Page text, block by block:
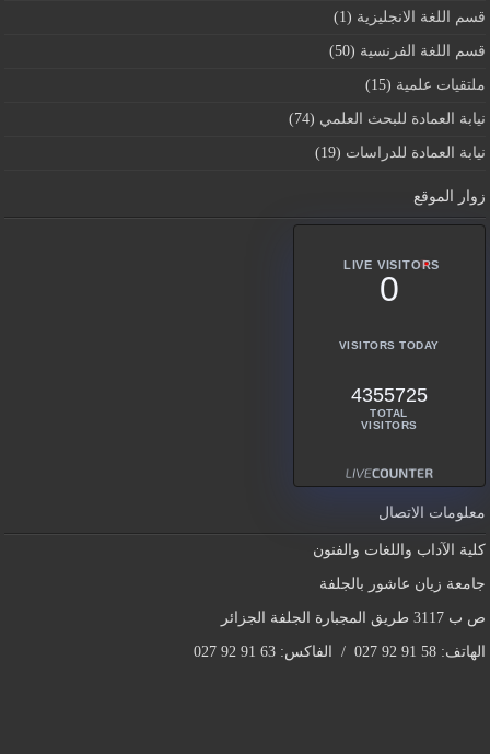
قسم اللغة الانجليزية (1)
قسم اللغة الفرنسية (50)
ملتقيات علمية (15)
نيابة العمادة للبحث العلمي (74)
نيابة العمادة للدراسات (19)
زوار الموقع
LIVE VISITORS
0
VISITORS TODAY
4355725
TOTAL
VISITORS
معلومات الاتصال
كلية الآداب واللغات والفنون
جامعة زيان عاشور بالجلفة
ص ب 3117 طريق المجبارة الجلفة الجزائر
الهاتف: 58 91 92 027 / الفاكس: 63 91 92 027